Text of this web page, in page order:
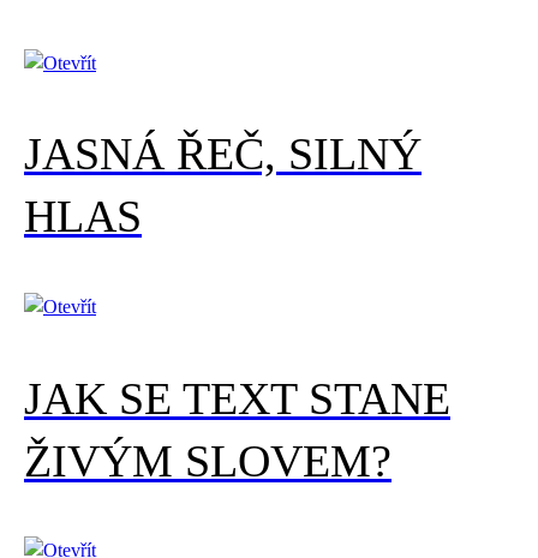
JASNÁ ŘEČ, SILNÝ
HLAS
JAK SE TEXT STANE
ŽIVÝM SLOVEM?